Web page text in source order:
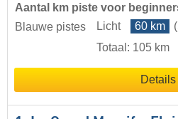
Aantal km piste voor
Blauwe pistes
Licht 60 km
Totaal: 105 km
Details